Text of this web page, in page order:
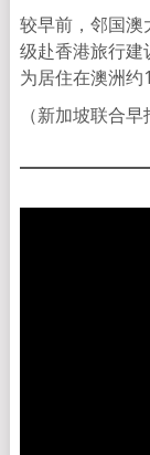
较早前，邻国
级赴香港旅行
为居住在澳洲约
（新加坡联合早